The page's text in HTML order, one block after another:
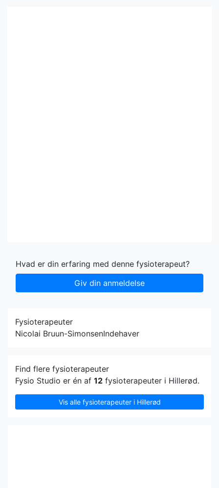
Hvad er din erfaring med denne fysioterapeut?
Giv din anmeldelse
Fysioterapeuter
Nicolai Bruun-SimonsenIndehaver
Find flere fysioterapeuter
Fysio Studio er én af 12 fysioterapeuter i Hillerød.
Vis alle fysioterapeuter i Hillerød